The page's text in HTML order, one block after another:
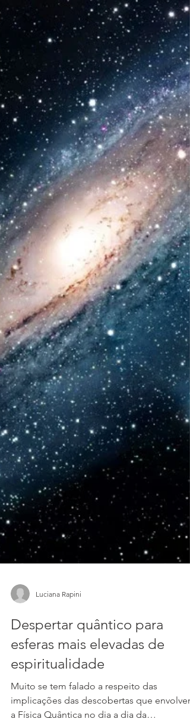
Luciana Rapini
Despertar quântico para
esferas mais elevadas de
espiritualidade